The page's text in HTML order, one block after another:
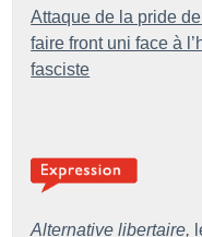
Attaque de la pride
faire front uni face à
fasciste
Alternative libertaire,